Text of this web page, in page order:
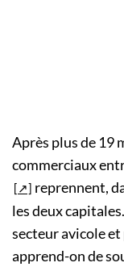
Après plus de 19
commerciaux
reprennent,
les deux
secteur avicole
apprend-on de